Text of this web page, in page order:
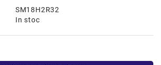
SM18H2R32
In stoc